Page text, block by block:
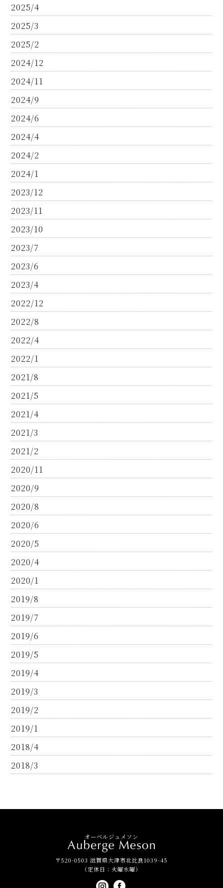
2025/4
2025/3
2025/2
2024/12
2024/11
2024/9
2024/6
2024/4
2024/2
2024/1
2023/12
2023/11
2023/10
2023/7
2023/6
2023/4
2022/12
2022/8
2022/4
2022/1
2021/8
2021/5
2021/4
2021/3
2021/2
2020/11
2020/9
2020/8
2020/6
2020/5
2020/4
2020/1
2019/8
2019/7
2019/6
2019/5
2019/4
2019/3
2019/2
2019/1
2018/4
2018/3
オーベルジュメソン
〒520-0503 滋賀県大津市北比良1039-45
（定休日：火曜水曜）